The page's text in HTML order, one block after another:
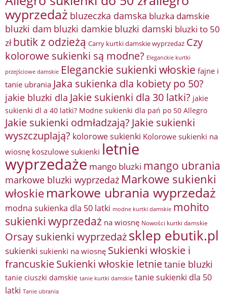
wyprzedaż bluzeczka damska bluzka damskie
bluzki dam bluzki damkie bluzki damski bluzki to 50
zł butik z odzieżą Carry kurtki damskie wyprzedaż Czy
kolorowe sukienki są modne? Eleganckie kurtki
przejściowe damskie Eleganckie sukienki włoskie fajne i
tanie ubrania Jaka sukienka dla kobiety po 50?
jakie bluzki dla Jakie sukienki dla 30 latki? jakie
sukienki dl a 40 latki? Modne sukienki dla pań po 50 Allegro
Jakie sukienki odmładzają? Jakie sukienki
wyszczuplają? kolorowe sukienki Kolorowe sukienki na
wiosnę koszulowe sukienki letnie
wyprzedaże mango bluzki mango ubrania
markowe bluzki wyprzedaż Markowe sukienki
włoskie markowe ubrania wyprzedaż
modna sukienka dla 50 latki modne kurtki damskie mohito
sukienki wyprzedaż na wiosnę Nowości kurtki damskie
Orsay sukienki wyprzedażsklep ebutik.pl
sukienki sukienki na wiosnę Sukienki włoskie i
francuskieSukienki włoskie letnietanie bluzki
tanie ciuszki damskie tanie kurtki damskie tanie sukienki dla 50
latki Tanie ubrania